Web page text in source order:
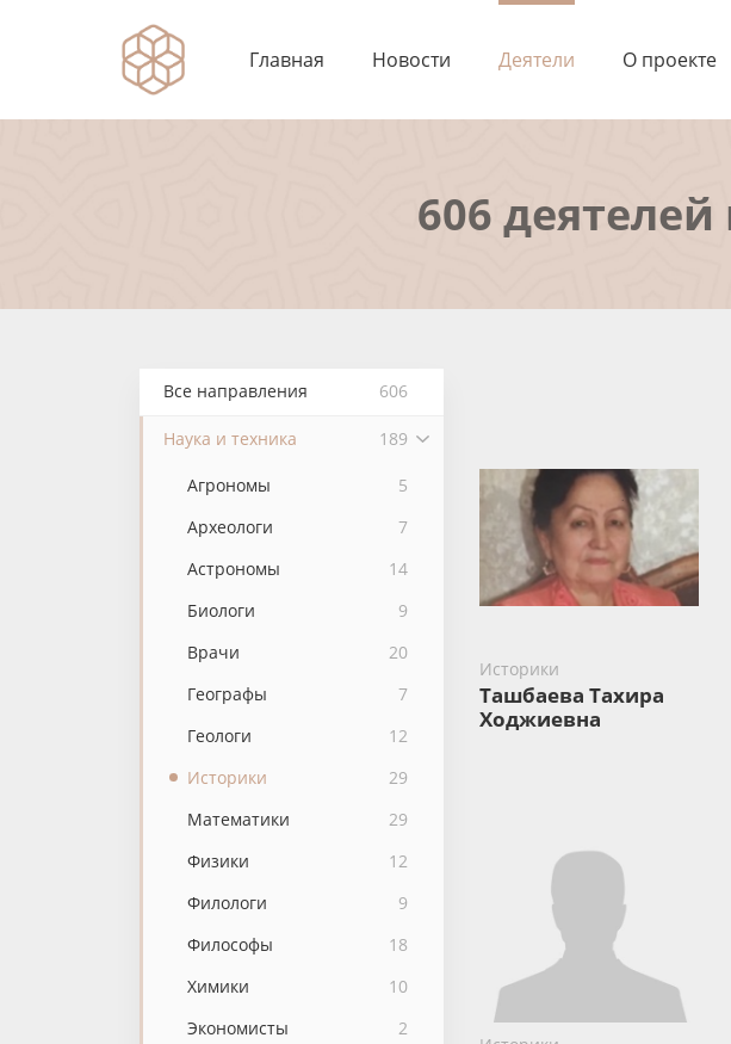
Главная Новости Деятели О проекте
606
Все направления 606
Наука и техника 189
Агрономы
5
Археологи
7
Астрономы
14
Биологи
9
Врачи
20
Географы
7
Геологи
12
Историки
29
Математики
29
Физики
12
Филологи
9
Философы
18
Химики
10
Экономисты
2
Историки
Ташбаева Тахира
Ходжиевна